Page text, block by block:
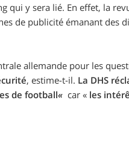
qui y sera lié. En effet, la
de publicité émanant des
allemande pour les
, estime-t-il. La DHS
de football« car « les